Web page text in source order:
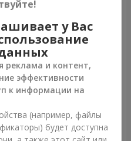
Фонтан шаров "Arcobaleno"
Заказать
у Вас
реклама и контент,
эффективности
к информации на
(например, файлы
будет доступна